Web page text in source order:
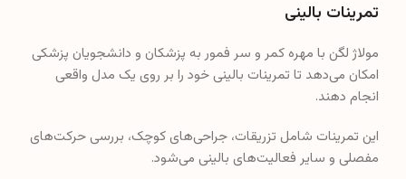
تمرینات بالینی
مولاژ لگن با مهره کمر و سر فمور به پزشکان و دانشجویان پزشکی
امکان می‌دهد تا تمرینات بالینی خود را بر روی یک مدل واقعی
انجام دهند.
این تمرینات شامل تزریقات، جراحی‌های کوچک، بررسی حرکت‌های
مفصلی و سایر فعالیت‌های بالینی می‌شود.